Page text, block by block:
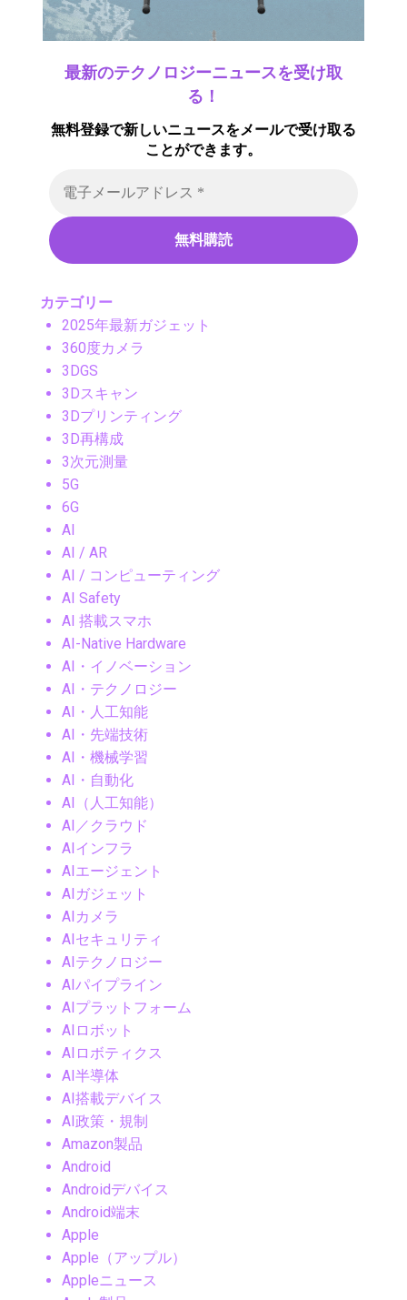
最新のテクノロジーニュースを受け取
る！
無料登録で新しいニュースをメールで受け取る
ことができます。
カテゴリー
2025年最新ガジェット
360度カメラ
3DGS
3Dスキャン
3Dプリンティング
3D再構成
3次元測量
5G
6G
AI
AI / AR
AI / コンピューティング
AI Safety
AI 搭載スマホ
AI-Native Hardware
AI・イノベーション
AI・テクノロジー
AI・人工知能
AI・先端技術
AI・機械学習
AI・自動化
AI（人工知能）
AI／クラウド
AIインフラ
AIエージェント
AIガジェット
AIカメラ
AIセキュリティ
AIテクノロジー
AIパイプライン
AIプラットフォーム
AIロボット
AIロボティクス
AI半導体
AI搭載デバイス
AI政策・規制
Amazon製品
Android
Androidデバイス
Android端末
Apple
Apple（アップル）
Appleニュース